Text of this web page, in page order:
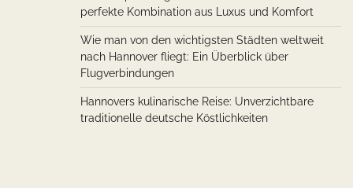
perfekte Kombination aus Luxus und Komfort
Wie man von den wichtigsten Städten weltweit
nach Hannover fliegt: Ein Überblick über
Flugverbindungen
Hannovers kulinarische Reise: Unverzichtbare
traditionelle deutsche Köstlichkeiten